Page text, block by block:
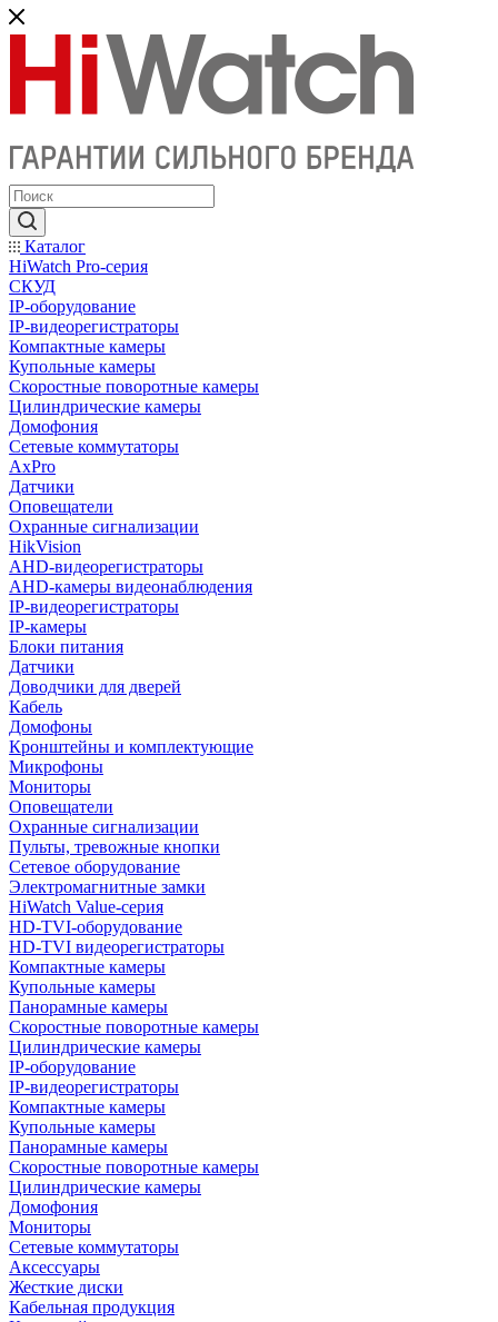
Каталог
HiWatch Pro-серия
CКУД
IP-оборудование
IP-видеорегистраторы
Компактные камеры
Купольные камеры
Скоростные поворотные камеры
Цилиндрические камеры
Домофония
Сетевые коммутаторы
AxPro
Датчики
Оповещатели
Охранные сигнализации
HikVision
AHD-видеорегистраторы
AHD-камеры видеонаблюдения
IP-видеорегистраторы
IP-камеры
Блоки питания
Датчики
Доводчики для дверей
Кабель
Домофоны
Кронштейны и комплектующие
Микрофоны
Мониторы
Оповещатели
Охранные сигнализации
Пульты, тревожные кнопки
Сетевое оборудование
Электромагнитные замки
HiWatch Value-серия
HD-TVI-оборудование
HD-TVI видеорегистраторы
Компактные камеры
Купольные камеры
Панорамные камеры
Скоростные поворотные камеры
Цилиндрические камеры
IP-оборудование
IP-видеорегистраторы
Компактные камеры
Купольные камеры
Панорамные камеры
Скоростные поворотные камеры
Цилиндрические камеры
Домофония
Мониторы
Сетевые коммутаторы
Аксессуары
Жесткие диски
Кабельная продукция